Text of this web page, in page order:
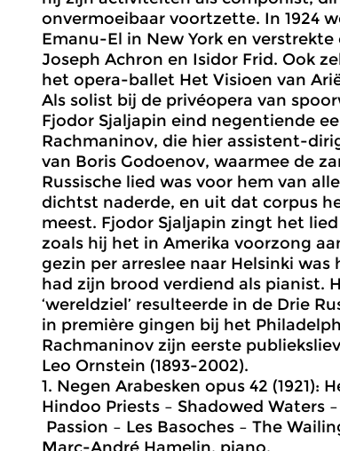
onvermoeibaar voortzette. In 1924
Emanu-El in New York en
Joseph Achron en Isidor Frid. Ook
het opera-ballet Het Visioen van
Als solist bij de privéopera van
Fjodor Sjaljapin eind negentiende
Rachmaninov, die hier assistent-
van Boris Godoenov, waarmee de
Russische lied was voor hem van
dichtst naderde, en uit dat corpus
meest. Fjodor Sjaljapin zingt het lied
zoals hij het in Amerika voorzong
gezin per arreslee naar Helsinki
had zijn brood verdiend als pianist.
‘wereldziel’ resulteerde in de Drie
in première gingen bij het
Rachmaninov zijn eerste
Leo Ornstein (1893-2002).
1. Negen Arabesken opus 42
Hindoo Priests – Shadowed Waters
Passion – Les Basoches – The